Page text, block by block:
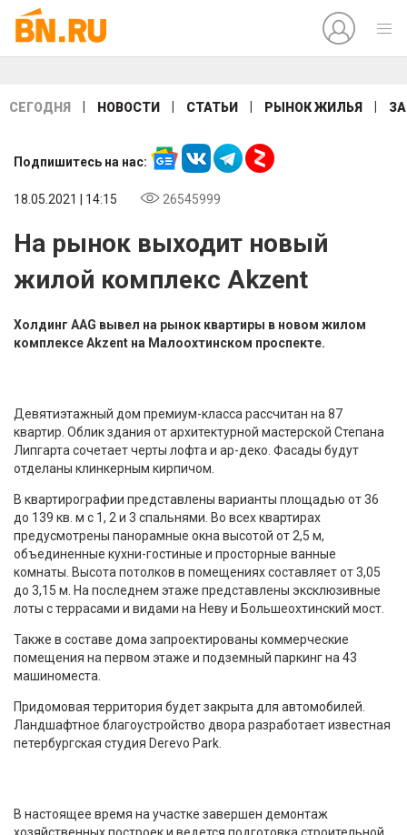
СЕГОДНЯ НОВОСТИ СТАТЬИ РЫНОК ЖИЛЬЯ
Подпишитесь на нас:
18.05.2021 | 14:15 26545999
На рынок выходит новый
жилой комплекс Akzent
Холдинг AAG вывел на рынок квартиры в новом жилом
комплексе Akzent на Малоохтинском проспекте.
Девятиэтажный дом премиум-класса рассчитан на 87
квартир. Облик здания от архитектурной мастерской Степана
Липгарта сочетает черты лофта и ар-деко. Фасады будут
отделаны клинкерным кирпичом.
В квартирографии представлены варианты площадью от 36
до 139 кв. м с 1, 2 и 3 спальнями. Во всех квартирах
предусмотрены панорамные окна высотой от 2,5 м,
объединенные кухни-гостиные и просторные ванные
комнаты. Высота потолков в помещениях составляет от 3,05
до 3,15 м. На последнем этаже представлены эксклюзивные
лоты с террасами и видами на Неву и Большеохтинский мост.
Также в составе дома запроектированы коммерческие
помещения на первом этаже и подземный паркинг на 43
машиноместа.
Придомовая территория будет закрыта для автомобилей.
Ландшафтное благоустройство двора разработает известная
петербургская студия Derevo Park.
В настоящее время на участке завершен демонтаж
хозяйственных построек и ведется подготовка строительной